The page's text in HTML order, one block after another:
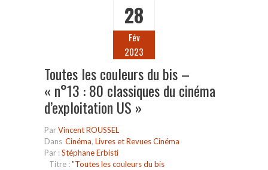
28
Fév
2023
Toutes les couleurs du bis –
« n°13 : 80 classiques du cinéma
d’exploitation US »
ParVincent ROUSSEL
Dans Cinéma, Livres et Revues Cinéma
Par :Stéphane Erbisti
Titre :"Toutes les couleurs du bis